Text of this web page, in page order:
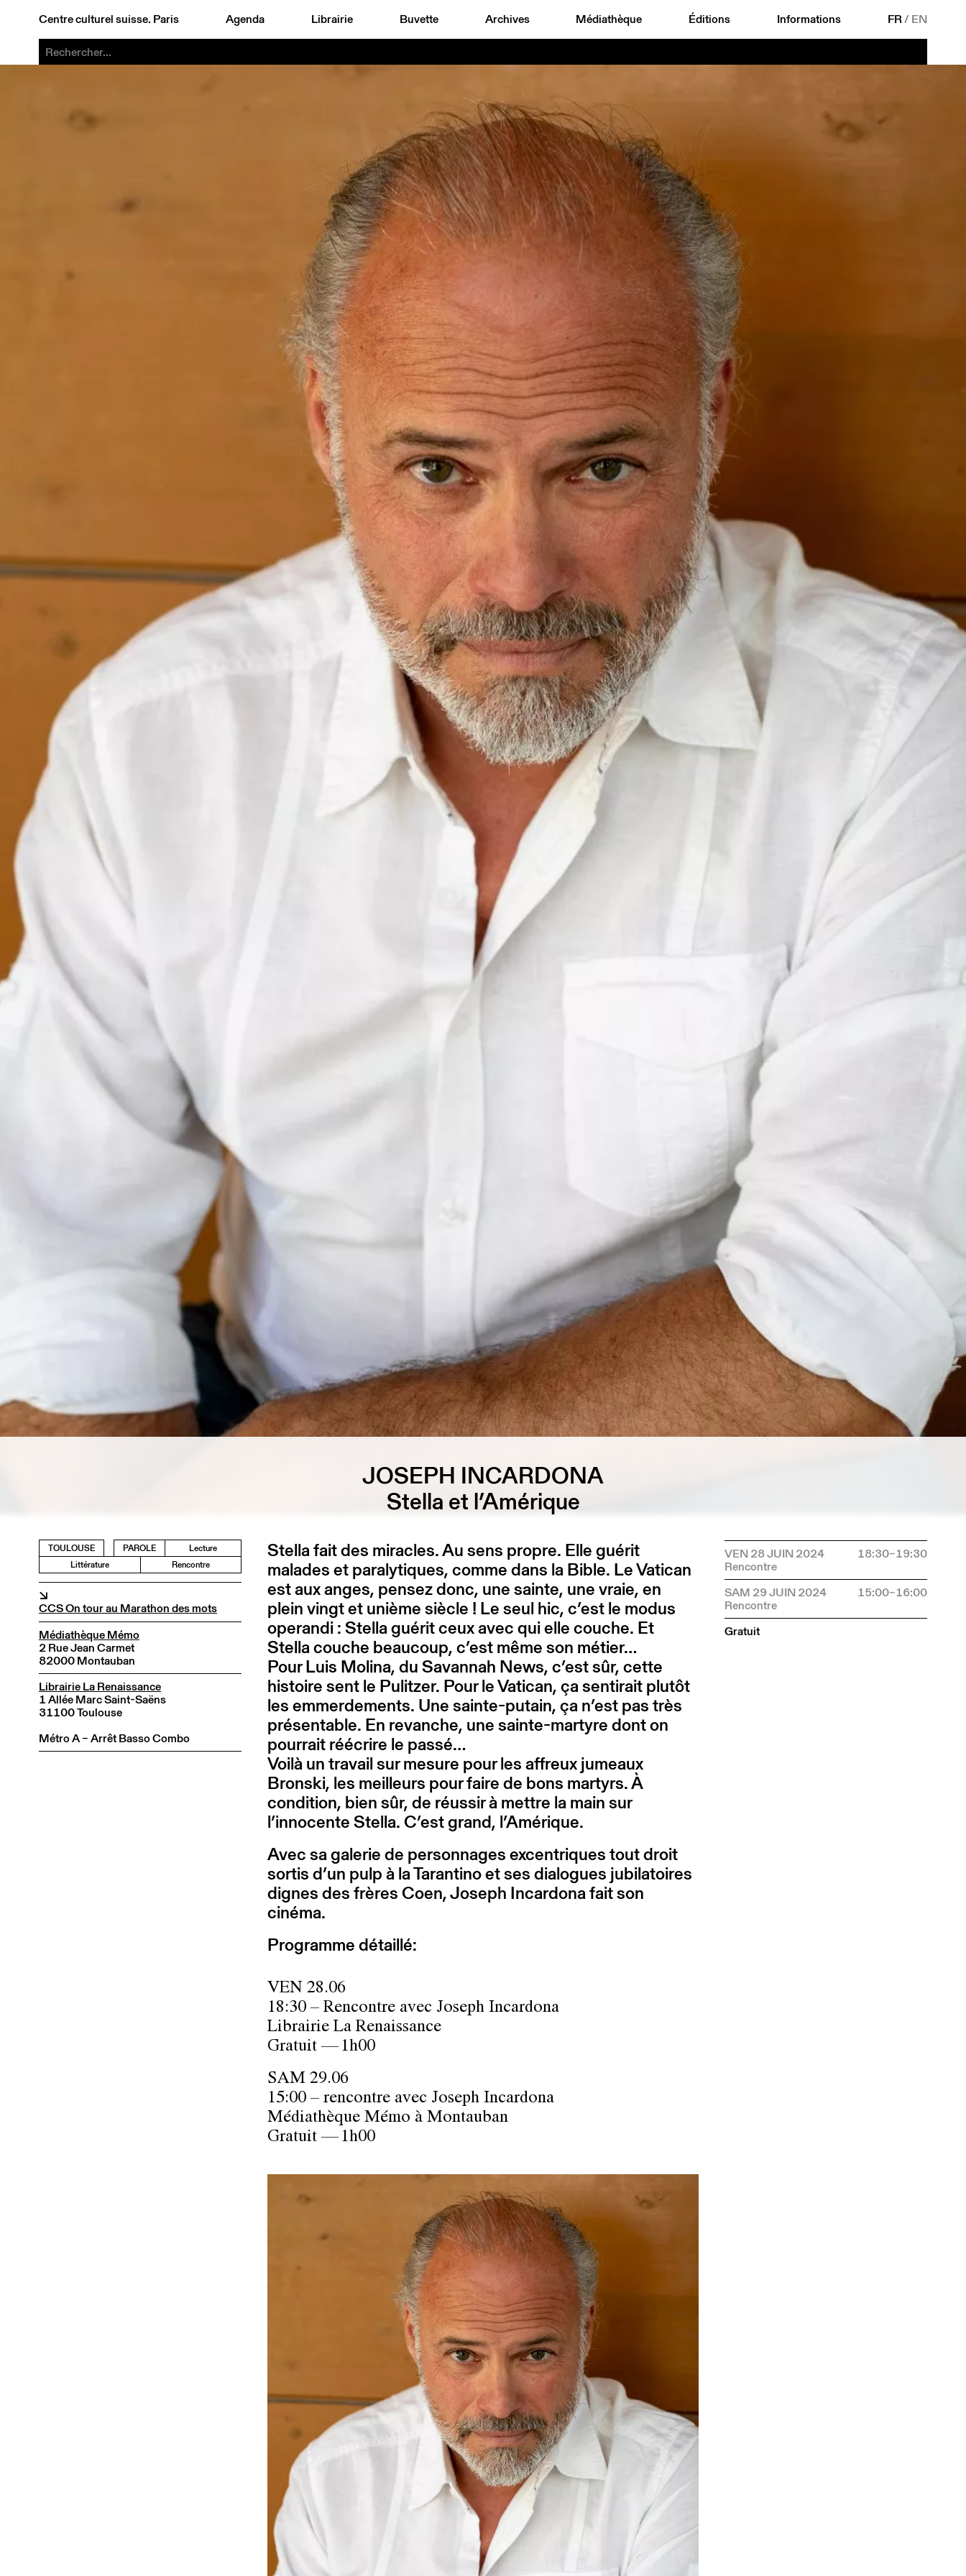
Centre culturel suisse. Paris Agenda Librairie Buvette Archives Médiathèque Éditions Informations FR/ EN
JOSEPH INCARDONA
Stella et l’Amérique
TOULOUSE PAROLE
Lecture
Littérature
Rencontre
↘
CCS On tour au Marathon des mots
Médiathèque Mémo
2 Rue Jean Carmet
82000 Montauban
Librairie La Renaissance
1 Allée Marc Saint-Saëns
31100 Toulouse
Métro A – Arrêt Basso Combo
Stella fait des miracles. Au sens propre. Elle guérit
malades et paralytiques, comme dans la Bible. Le Vatican
est aux anges, pensez donc, une sainte, une vraie, en
plein vingt et unième siècle ! Le seul hic, c’est le modus
operandi : Stella guérit ceux avec qui elle couche. Et
Stella couche beaucoup, c’est même son métier…
Pour Luis Molina, du Savannah News, c’est sûr, cette
histoire sent le Pulitzer. Pour le Vatican, ça sentirait plutôt
les emmerdements. Une sainte-putain, ça n’est pas très
présentable. En revanche, une sainte-martyre dont on
pourrait réécrire le passé…
Voilà un travail sur mesure pour les affreux jumeaux
Bronski, les meilleurs pour faire de bons martyrs. À
condition, bien sûr, de réussir à mettre la main sur
l’innocente Stella. C’est grand, l’Amérique.
Avec sa galerie de personnages excentriques tout droit
sortis d’un pulp à la Tarantino et ses dialogues jubilatoires
dignes des frères Coen, Joseph Incardona fait son
cinéma.
Programme détaillé:
VEN 28.06
18:30 – Rencontre avec Joseph Incardona
Librairie La Renaissance
Gratuit — 1h00
SAM 29.06
15:00 – rencontre avec Joseph Incardona
Médiathèque Mémo à Montauban
Gratuit — 1h00
VEN 28 JUIN 2024 18:30–19:30
SAM 29 JUIN 2024 15:00–16:00
Gratuit